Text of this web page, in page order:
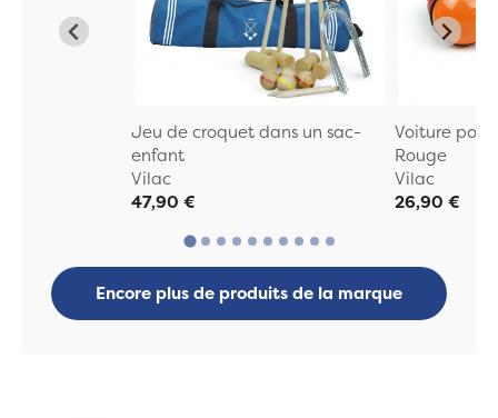
Jeu de croquet dans un sac-
enfant
Vilac
47,90 €
Voiture
Rouge
Vilac
26,90 €
Encore plus de produits de la marque